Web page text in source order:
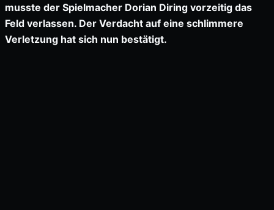
musste der Spielmacher Dorian Diring vorzeitig das
Feld verlassen. Der Verdacht auf eine schlimmere
Verletzung hat sich nun bestätigt.